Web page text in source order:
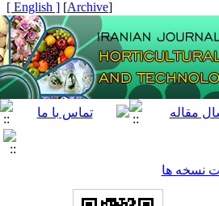
[
Archive
]
[ English ]
نسخه ها